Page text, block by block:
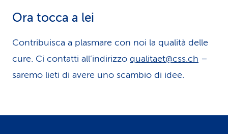
Ora tocca a lei
Contribuisca a plasmare con noi la qualità delle
cure. Ci contatti all’indirizzo qualitaet@css.ch –
saremo lieti di avere uno scambio di idee.